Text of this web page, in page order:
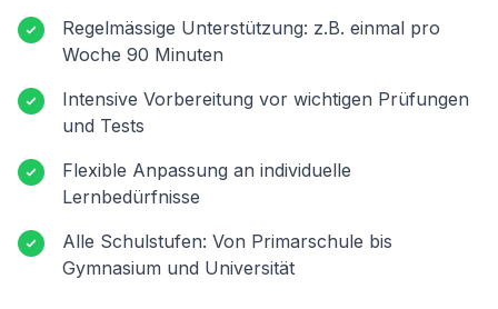
Regelmässige Unterstützung: z.B. einmal pro
Woche 90 Minuten
Intensive Vorbereitung vor wichtigen Prüfungen
und Tests
Flexible Anpassung an individuelle
Lernbedürfnisse
Alle Schulstufen: Von Primarschule bis
Gymnasium und Universität